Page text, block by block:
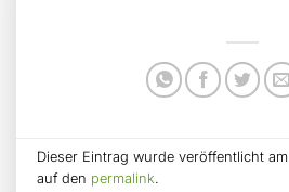
Dieser Eintrag wurde veröffentlicht
auf den permalink.